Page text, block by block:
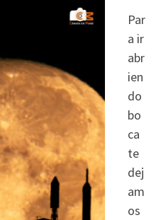
Par
a ir
abr
ien
do
bo
ca
te
dej
am
os